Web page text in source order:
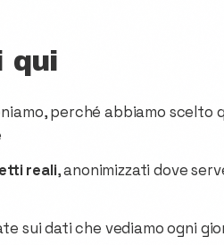
qui
perché abbiamo scelto
reali, anonimizzati dove
sui dati che vediamo ogni